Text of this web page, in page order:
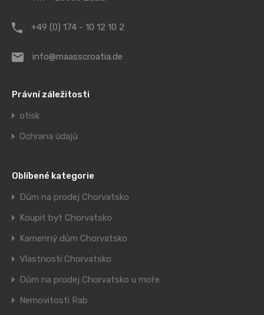
+49 (0) 174 - 10 12 10 2
info@maasscroatia.de
Právní záležitosti
otisk
Ochrana údajů
Oblíbené kategorie
Dům na prodej Chorvatsko
Koupit byt Chorvatsko
Kamenný dům Chorvatsko
Vlastnosti Chorvatsko
Dům na prodej Chorvatsko u moře
Nemovitosti Rab